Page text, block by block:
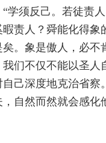
学须反己。若徒责
责人？舜能化得象
。象是傲人，必不
们不仅不能以圣
己深度地克治省察
自然而然就会感化